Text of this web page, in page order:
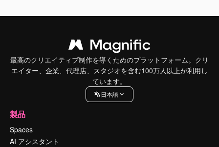
最高のクリエイティブ制作を導くためのプラットフォーム。クリ
エイター、企業、代理店、スタジオを含む100万人以上が利用し
ています。
日本語
製品
Spaces
AI アシスタント